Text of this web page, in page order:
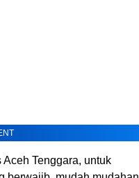
Tenggara, untuk